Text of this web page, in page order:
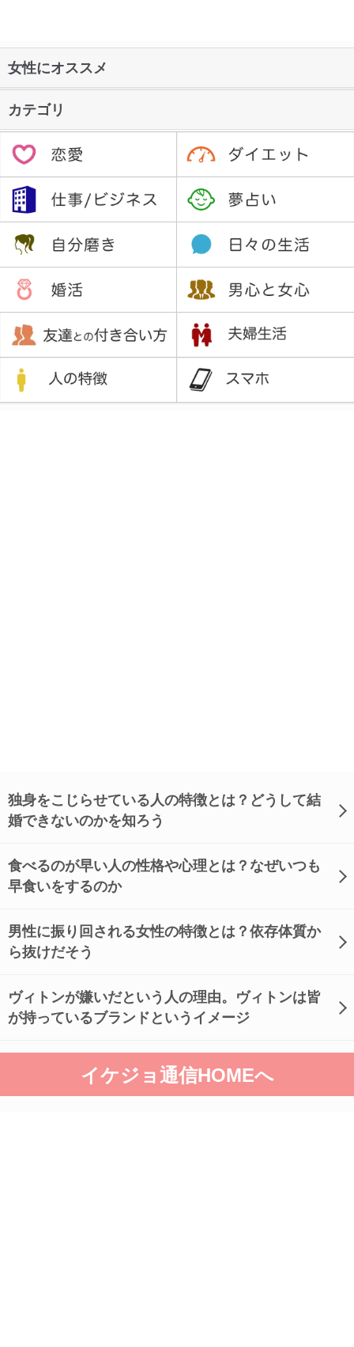
女性にオススメ
カテゴリ
独身をこじらせている人の特徴とは？どうして結
婚できないのかを知ろう
食べるのが早い人の性格や心理とは？なぜいつも
早食いをするのか
男性に振り回される女性の特徴とは？依存体質か
ら抜けだそう
ヴィトンが嫌いだという人の理由。ヴィトンは皆
が持っているブランドというイメージ
イケジョ通信HOMEへ